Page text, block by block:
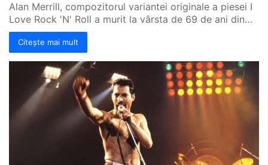
Alan Merrill, compozitorul variantei originale a piesei I
Love Rock 'N' Roll a murit la vârsta de 69 de ani din…
Citește mai mult